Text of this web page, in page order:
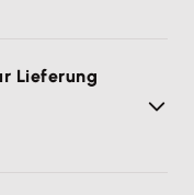
Lieferung